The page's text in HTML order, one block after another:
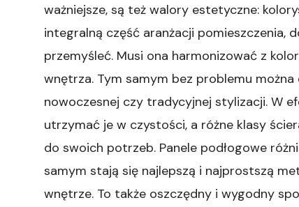
ważniejsze, są też walory estetyczne:
integralną część aranżacji
przemyśleć. Musi ona harmonizować z
wnętrza. Tym samym bez problemu
nowoczesnej czy tradycyjnej stylizacji. W
utrzymać je w czystości, a różne klasy
do swoich potrzeb. Panele podłogowe
samym stają się najlepszą i najprostszą
wnętrze. To także oszczędny i wygodny